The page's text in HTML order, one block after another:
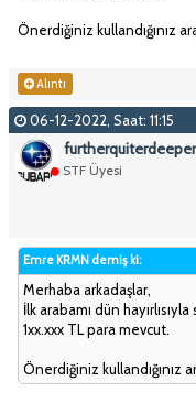
Önerdiğiniz kullandığınız
Alıntı
06-12-2022, Saat: 11:15
furtherquiterdeeper
STF Üyesi
Emre KRMN demiş ki:
Merhaba arkadaşlar,
İlk arabamı dün
1xx.xxx TL para mevcut.
Önerdiğiniz kullandığınız